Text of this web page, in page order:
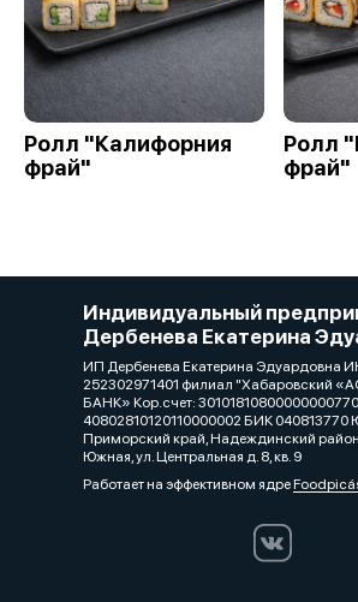
Ролл "Калифорния
фрай"
Ролл
фрай"
Индивидуальный
Дербенева Екатерина
ИП Дербенева Екатерина Эдуардовна
252302971401 филиал "Хабаровский
БАНК» Кор.счет:
40802810120110000002 БИК 040813770
Приморский край, Надеждинский
Южная, ул. Центральная д. 8, кв. 9
Работает на эффективном ядре